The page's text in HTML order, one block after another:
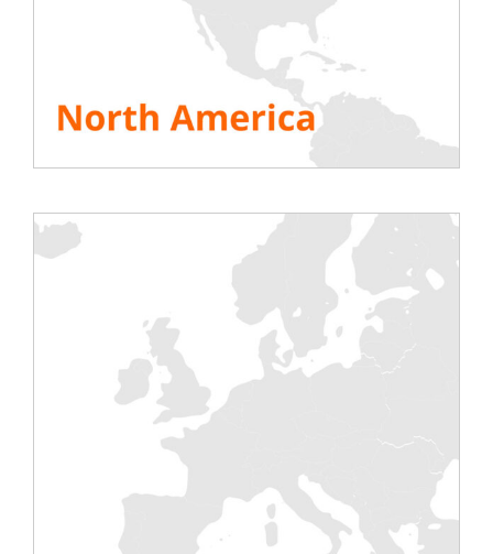
in der Anfangsphase eines
Rechenzentrums meist nicht zur
Verfügung steht. Der Grund dafür ist, dass
sie planen, im Laufe der Zeit schrittweise zu
expandieren und den Stromverbrauch an
den Ausbau des Rechenzentrums
Fällen die zuverlässigste Möglichkeit, die
reale Belastung praxisnah zu simulieren
und die Sicherheit aller Komponenten zu
Es eignet sich aber nicht nur zur Simulation
der realen Stromversorgungsbedingungen,
sondern auch für den gesamten
Verifizierungsprozess. Es gibt viele kritische
Elemente, die in dieser Phase validiert
werden müssen, ohne etwas als
selbstverständlich zu betrachten. USV-
Anlagen, HLK-Anlagen,
Notstromdieselgeneratoren, Serverracks